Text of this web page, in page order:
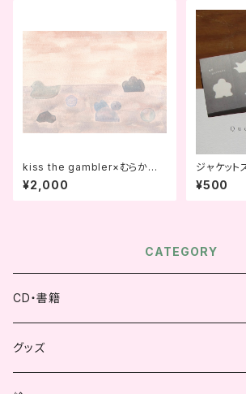
kiss the gambler×むらかみ
なぎさ コラボカセット「楽しいふ
たり」
¥2,000
ジャケッ
¥500
CATEGORY
CD・書籍
グッズ